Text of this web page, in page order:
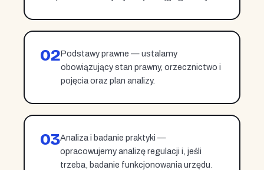
02Podstawy prawne — ustalamy
obowiązujący stan prawny, orzecznictwo i
pojęcia oraz plan analizy.
03Analiza i badanie praktyki —
opracowujemy analizę regulacji i, jeśli
trzeba, badanie funkcjonowania urzędu.